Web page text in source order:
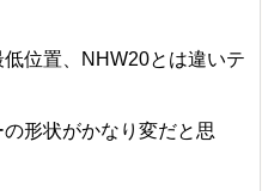
位置、NHW20とは違いテ
形状がかなり変だと思